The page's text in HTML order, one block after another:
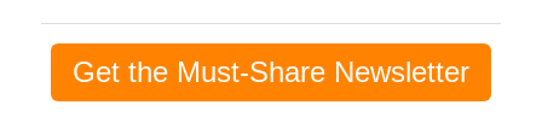
Get the Must-Share Newsletter